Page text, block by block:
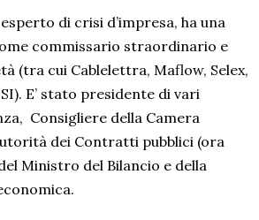
di crisi d’impresa, ha una
commissario straordinario e
(tra cui Cablelettra, Maflow, Selex,
E’ stato presidente di vari
Consigliere della Camera
dei Contratti pubblici (ora
Ministro del Bilancio e della